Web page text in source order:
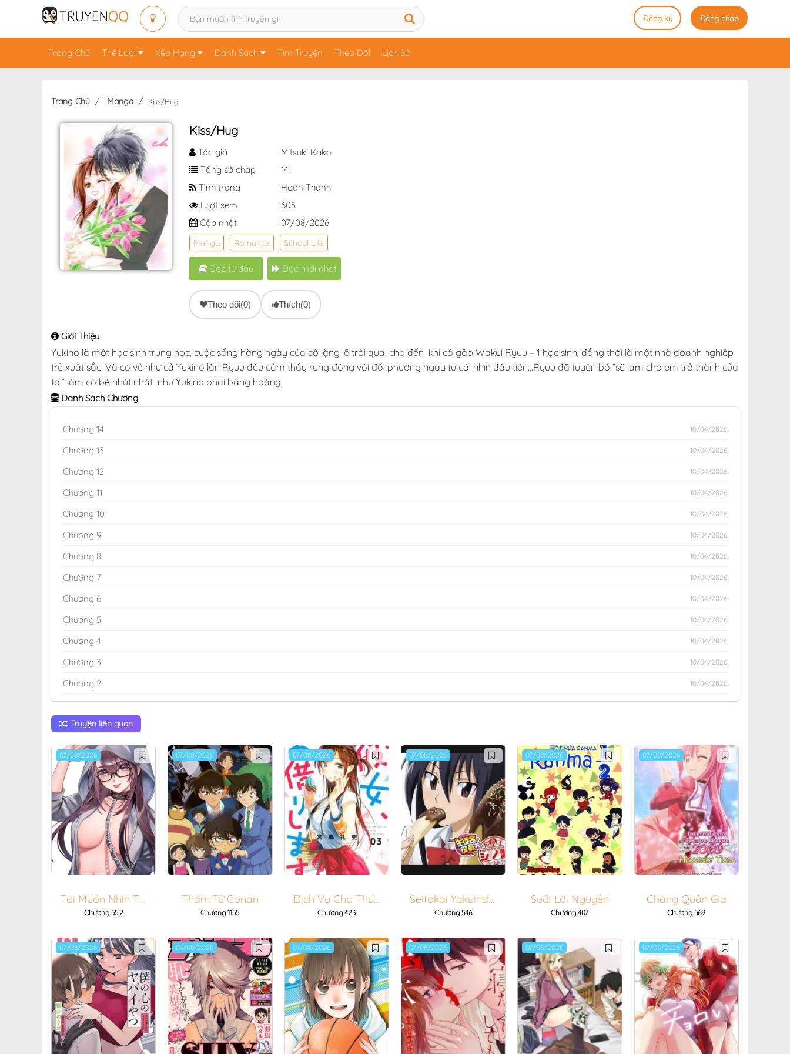
Đăng ký Đăng nhập
Trang Chủ Thể Loại Xếp Hạng Danh Sách Tìm Truyện Theo Dõi Lịch Sử
Trang Chủ Manga Kiss/Hug
Kiss/Hug
Tác giả
Mitsuki Kako
Tổng số chap
14
Tình trạng
Hoàn Thành
Lượt xem
605
Cập nhật
07/08/2026
Manga Romance School Life
Đọc từ đầu Đọc mới nhất
Theo dõi(0) Thích(0)
Giới Thiệu
Yukino là một học sinh trung học, cuộc sống hàng ngày của cô lặng lẽ trôi qua, cho đến khi cô gặp Wakui Ryuu – 1 học sinh, đồng thời là một nhà doanh nghiệp
trẻ xuất sắc. Và có vẻ như cả Yukino lẫn Ryuu đều cảm thấy rung động với đối phương ngay từ cái nhìn đầu tiên…Ryuu đã tuyên bố “sẽ làm cho em trở thành của
tôi” làm cô bé nhút nhát như Yukino phài bàng hoàng
Danh Sách Chương
Chương 14 10/04/2026
Chương 13 10/04/2026
Chương 12 10/04/2026
Chương 11 10/04/2026
Chương 10 10/04/2026
Chương 9 10/04/2026
Chương 8 10/04/2026
Chương 7 10/04/2026
Chương 6 10/04/2026
Chương 5 10/04/2026
Chương 4 10/04/2026
Chương 3 10/04/2026
Chương 2 10/04/2026
Chương 1 10/04/2026
Truyện liên quan
07/08/2026
Tôi Muốn Nhìn Thấy Dáng Vẻ Xấu Hổ Của Cậu
Chương 55.2
07/08/2026
Thám Tử Conan
Chương 1155
07/08/2026
Dịch Vụ Cho Thuê Bạn Gái
Chương 423
07/08/2026
Seitokai Yakuindomo
Chương 546
07/08/2026
Suối Lời Nguyền
Chương 407
07/08/2026
Chàng Quản Gia
Chương 569
07/08/2026 07/08/2026 07/08/2026 07/08/2026 07/08/2026 07/08/2026